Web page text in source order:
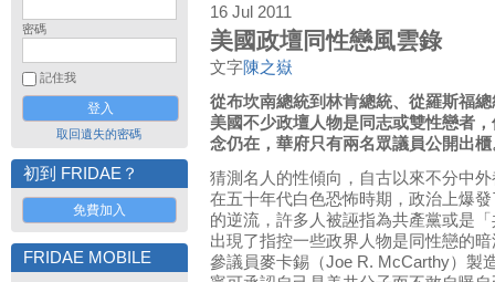
密碼
記住我
取回遺失的密碼
初到 FRIDAE？
免費加入
FRIDAE MOBILE
16 Jul 2011
美國政壇同性戀風雲錄
文字陳之嶽
從布坎南總統到林肯總統、從羅斯福
美國不少政壇人物是同志或雙性戀者
念仍在，華府只有兩名眾議員公開出櫃
猜測名人的性傾向，自古以來不分中
在五十年代白色恐怖時期，政治上爆
的逆流，許多人被誣指為共產黨或是
出現了指控一些政界人物是同性戀的
參議員麥卡錫（Joe R. McCarthy）製